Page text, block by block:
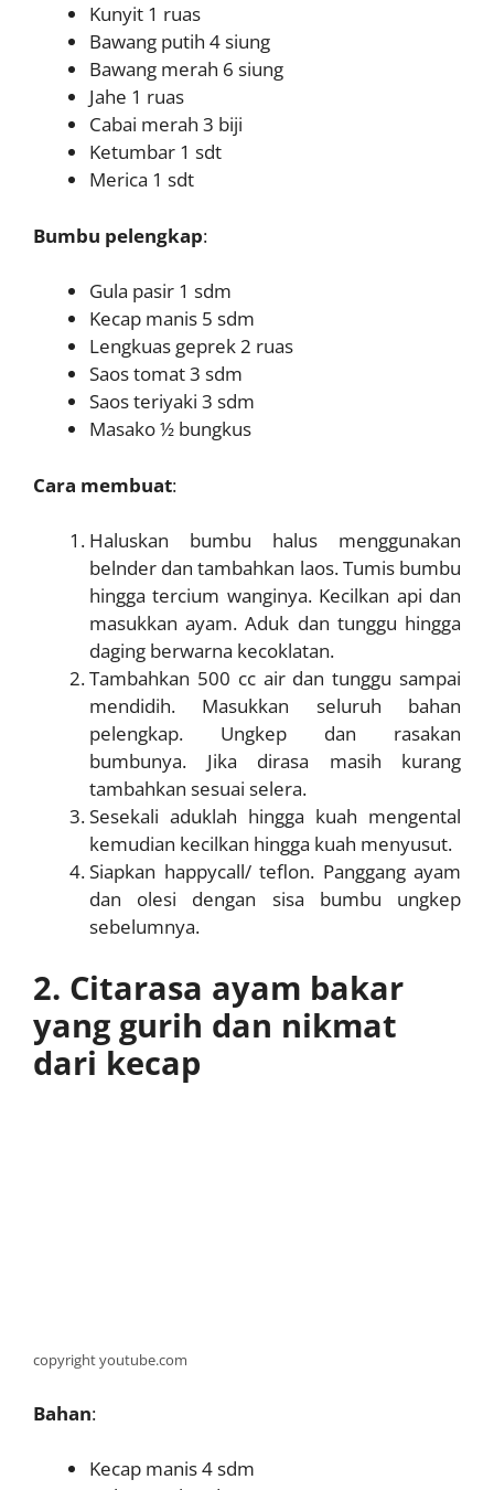
Kunyit 1 ruas
Bawang putih 4 siung
Bawang merah 6 siung
Jahe 1 ruas
Cabai merah 3 biji
Ketumbar 1 sdt
Merica 1 sdt
Bumbu pelengkap:
Gula pasir 1 sdm
Kecap manis 5 sdm
Lengkuas geprek 2 ruas
Saos tomat 3 sdm
Saos teriyaki 3 sdm
Masako ½ bungkus
Cara membuat:
Haluskan bumbu halus menggunakan
belnder dan tambahkan laos. Tumis bumbu
hingga tercium wanginya. Kecilkan api dan
masukkan ayam. Aduk dan tunggu hingga
daging berwarna kecoklatan.
Tambahkan 500 cc air dan tunggu sampai
mendidih. Masukkan seluruh bahan
pelengkap. Ungkep dan rasakan
bumbunya. Jika dirasa masih kurang
tambahkan sesuai selera.
Sesekali aduklah hingga kuah mengental
kemudian kecilkan hingga kuah menyusut.
Siapkan happycall/ teflon. Panggang ayam
dan olesi dengan sisa bumbu ungkep
sebelumnya.
2. Citarasa ayam bakar
yang gurih dan nikmat
dari kecap
copyright youtube.com
Bahan:
Kecap manis 4 sdm